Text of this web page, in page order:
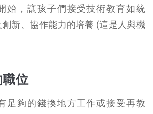
始，讓孩子們接受技術教育如統
新、協作能力的培養 (這是人與機
職位
足夠的錢換地方工作或接受再教